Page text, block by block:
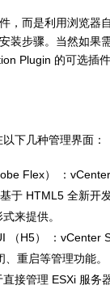
而是利用浏览器
装步骤。当然如果
Plugin 的可选插件
下几种管理界面：
Flex） ：
于 HTML5 全新开
来提供。
（H5） ：vCenter
重启等管理功能。
接管理 ESXi 服务